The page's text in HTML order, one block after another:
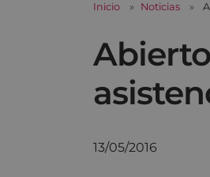
Inicio Noticias
13/05/2016